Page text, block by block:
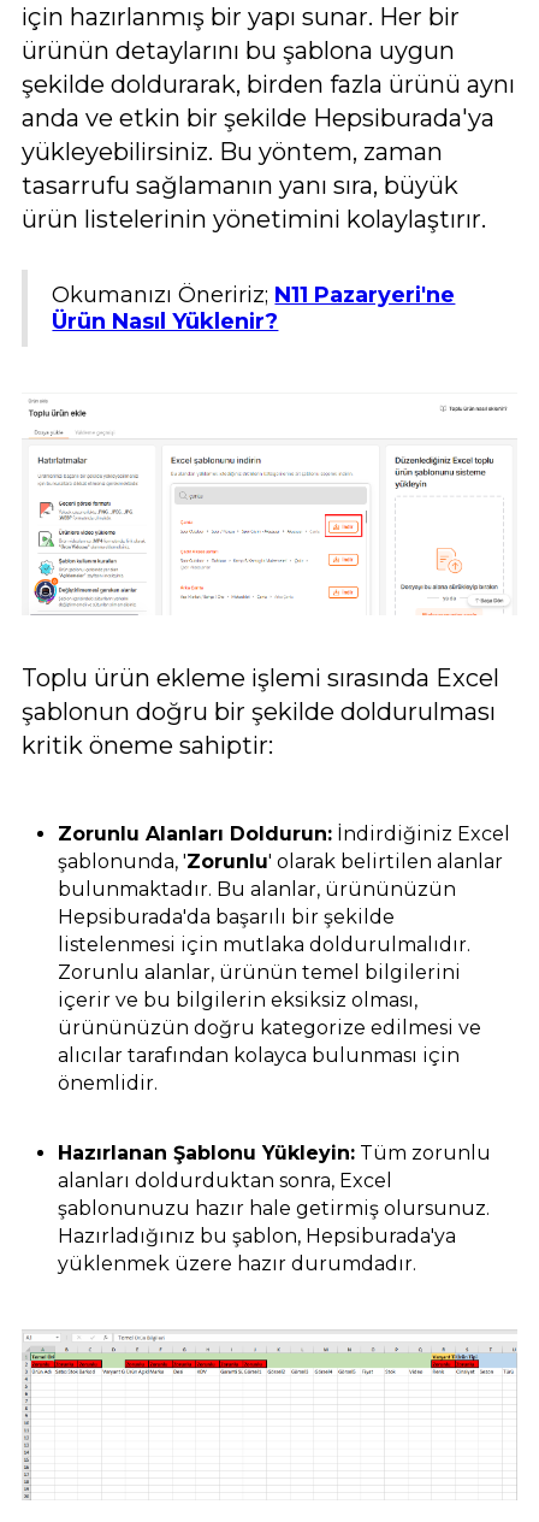
için hazırlanmış bir yapı sunar. Her bir
ürünün detaylarını bu şablona uygun
şekilde doldurarak, birden fazla ürünü aynı
anda ve etkin bir şekilde Hepsiburada'ya
yükleyebilirsiniz. Bu yöntem, zaman
tasarrufu sağlamanın yanı sıra, büyük
ürün listelerinin yönetimini kolaylaştırır.
Okumanızı Öneririz; N11 Pazaryeri'ne
Ürün Nasıl Yüklenir?
Toplu ürün ekleme işlemi sırasında Excel
şablonun doğru bir şekilde doldurulması
kritik öneme sahiptir:
Zorunlu Alanları Doldurun: İndirdiğiniz Excel
şablonunda, 'Zorunlu' olarak belirtilen alanlar
bulunmaktadır. Bu alanlar, ürününüzün
Hepsiburada'da başarılı bir şekilde
listelenmesi için mutlaka doldurulmalıdır.
Zorunlu alanlar, ürünün temel bilgilerini
içerir ve bu bilgilerin eksiksiz olması,
ürününüzün doğru kategorize edilmesi ve
alıcılar tarafından kolayca bulunması için
önemlidir.
Hazırlanan Şablonu Yükleyin: Tüm zorunlu
alanları doldurduktan sonra, Excel
şablonunuzu hazır hale getirmiş olursunuz.
Hazırladığınız bu şablon, Hepsiburada'ya
yüklenmek üzere hazır durumdadır.